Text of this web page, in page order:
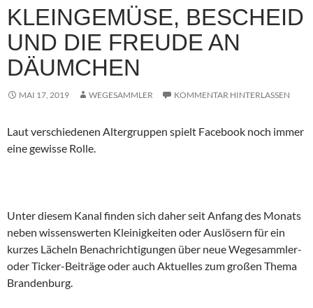
KLEINGEMÜSE, BESCHEID
UND DIE FREUDE AN
DÄUMCHEN
MAI 17, 2019 WEGESAMMLER KOMMENTAR HINTERLASSEN
Laut verschiedenen Altergruppen spielt Facebook noch immer
eine gewisse Rolle.
Unter diesem Kanal finden sich daher seit Anfang des Monats
neben wissenswerten Kleinigkeiten oder Auslösern für ein
kurzes Lächeln Benachrichtigungen über neue Wegesammler-
oder Ticker-Beiträge oder auch Aktuelles zum großen Thema
Brandenburg.